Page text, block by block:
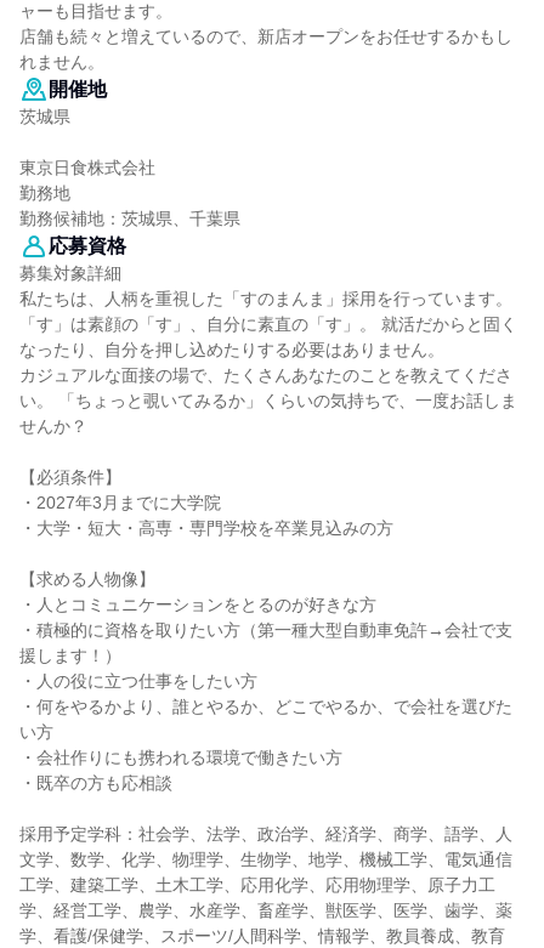
ャーも目指せます。
店舗も続々と増えているので、新店オープンをお任せするかもし
れません。
開催地
茨城県
東京日食株式会社
勤務地
勤務候補地：茨城県、千葉県
応募資格
募集対象詳細
私たちは、人柄を重視した「すのまんま」採用を行っています。
「す」は素顔の「す」、自分に素直の「す」。 就活だからと固く
なったり、自分を押し込めたりする必要はありません。
カジュアルな面接の場で、たくさんあなたのことを教えてくださ
い。 「ちょっと覗いてみるか」くらいの気持ちで、一度お話しま
せんか？
【必須条件】
・2027年3月までに大学院
・大学・短大・高専・専門学校を卒業見込みの方
【求める人物像】
・人とコミュニケーションをとるのが好きな方
・積極的に資格を取りたい方（第一種大型自動車免許→会社で支
援します！）
・人の役に立つ仕事をしたい方
・何をやるかより、誰とやるか、どこでやるか、で会社を選びた
い方
・会社作りにも携われる環境で働きたい方
・既卒の方も応相談
採用予定学科：社会学、法学、政治学、経済学、商学、語学、人
文学、数学、化学、物理学、生物学、地学、機械工学、電気通信
工学、建築工学、土木工学、応用化学、応用物理学、原子力工
学、経営工学、農学、水産学、畜産学、獣医学、医学、歯学、薬
学、看護/保健学、スポーツ/人間科学、情報学、教員養成、教育